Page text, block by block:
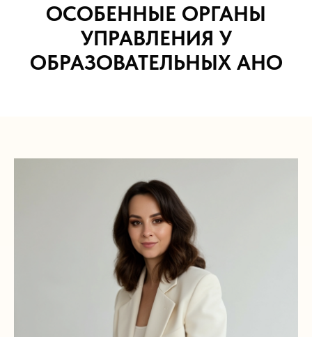
ОСОБЕННЫЕ ОРГАНЫ
УПРАВЛЕНИЯ У
ОБРАЗОВАТЕЛЬНЫХ АНО